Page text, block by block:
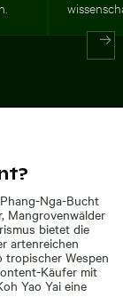
Nga-Bucht
Mangrovenwälder
bietet die
artenreichen
tropischer Wespen
Käufer mit
Yao Yai eine